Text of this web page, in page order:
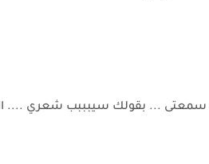
سمعتى ... بقولك سيبببب شعري ....